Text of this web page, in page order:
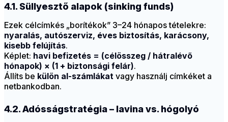
4.1. Süllyesztő alapok (sinking funds)
Ezek célcímkés „borítékok” 3–24 hónapos tételekre:
nyaralás, autószerviz, éves biztosítás, karácsony,
kisebb felújítás.
Képlet: havi befizetés = (célösszeg / hátralévő
hónapok) × (1 + biztonsági felár).
Állíts be külön al-számlákat vagy használj címkéket a
netbankodban.
4.2. Adósságstratégia – lavina vs. hógolyó